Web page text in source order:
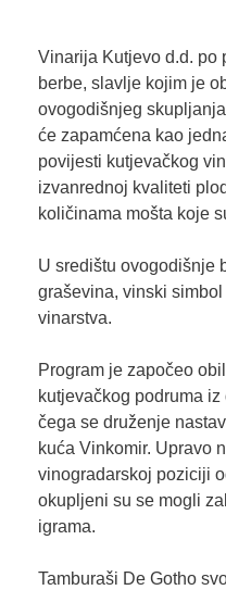
Vinarija Kutjevo d.d. po
berbe, slavlje kojim je
ovogodišnjeg
će zapamćena kao
povijesti kutjevačkog
izvanrednoj kvaliteti
količinama mošta koje
U središtu ovogodišnje
graševina, vinski
vinarstva.
Program je započeo
kutjevačkog podruma
čega se druženje
kuća Vinkomir. Upravo
vinogradarskoj poziciji
okupljeni su se mogli
igrama.
Tamburaši De Gotho